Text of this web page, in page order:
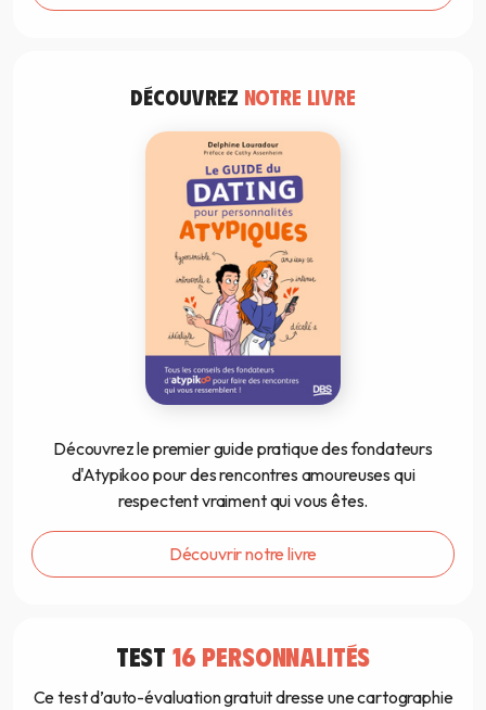
DÉCOUVREZ NOTRE LIVRE
Découvrez le premier guide pratique des fondateurs
d'Atypikoo pour des rencontres amoureuses qui
respectent vraiment qui vous êtes.
Découvrir notre livre
TEST 16 PERSONNALITÉS
Ce test d’auto-évaluation gratuit dresse une cartographie